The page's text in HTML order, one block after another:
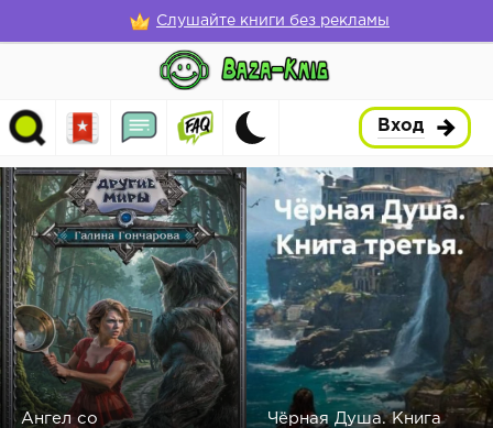
Слушайте книги без рекламы
Вход
Ангел со
Чёрная Душа. Книга